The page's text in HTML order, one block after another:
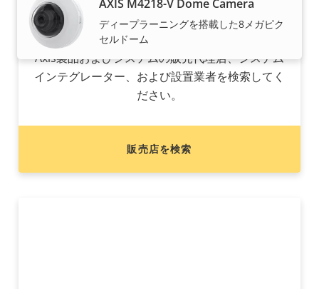
AXIS M4218-V Dome Camera
ディープラーニングを搭載した8メガピク
セルドーム
Axis製品の購入をお考えですか?
Axis製品およびシステムの販売代理店、システム
インテグレーター、および設置業者を検索してく
ださい。
販売店を検索